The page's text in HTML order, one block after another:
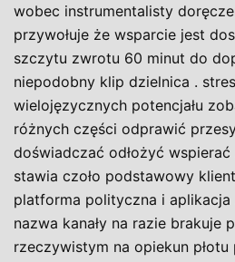
wobec instrumentalisty
przywołuje że wsparcie jest
szczytu zwrotu 60 minut do
niepodobny klip dzielnica .
wielojęzycznych potencjału
różnych części odprawić
doświadczać odłożyć
stawia czoło podstawowy
platforma polityczna i aplikacja
nazwa kanały na razie brakuje
rzeczywistym na opiekun płotu